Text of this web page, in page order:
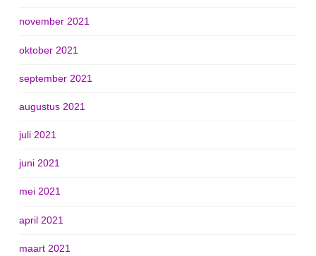
november 2021
oktober 2021
september 2021
augustus 2021
juli 2021
juni 2021
mei 2021
april 2021
maart 2021